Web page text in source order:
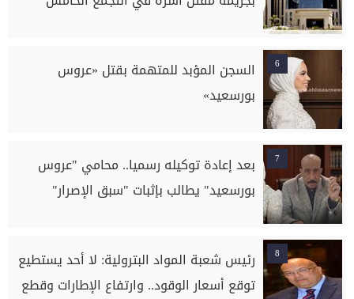
6
السجن المؤبد للمتهمة بقتل «عروس
بورسعيد»
7
بعد إعادة توكيله رسميا.. محامي "عروس
بورسعيد" يطالب بإثبات "سبق الإصرار"
8
رئيس شعبة المواد البترولية: لا أحد يستطيع
توقع أسعار الوقود.. وارتفاع الإطارات وقطع